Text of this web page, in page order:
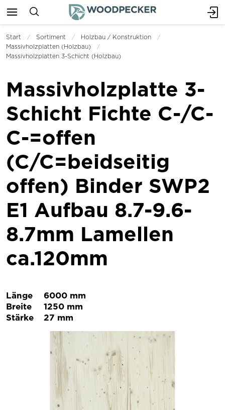
Start Sortiment
Holzbau / Konstruktion
Massivholzplatten (Holzbau)
Massivholzplatten 3-Schicht (Holzbau)
Massivholzplatte 3-
Schicht Fichte C-/C-
C-=offen
(C/C=beidseitig
offen) Binder SWP2
E1 Aufbau 8.7-9.6-
8.7mm Lamellen
ca.120mm
Länge
6000 mm
Breite
1250 mm
Stärke
27 mm